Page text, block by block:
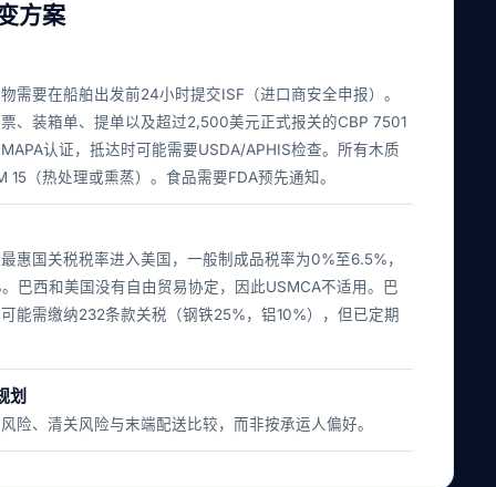
方案
需要在船舶出发前24小时提交ISF（进口商安全申报）。
、装箱单、提单以及超过2,500美元正式报关的CBP 7501
认证，抵达时可能需要USDA/APHIS检查。所有木质
15（热处理或熏蒸）。食品需要FDA预先通知。
惠国关税税率进入美国，一般制成品税率为0%至6.5%，
巴西和美国没有自由贸易协定，因此USMCA不适用。巴
能需缴纳232条款关税（钢铁25%，铝10%），但已定期
划
险、清关风险与末端配送比较，而非按承运人偏好。